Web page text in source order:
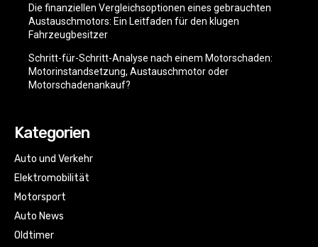
Die finanziellen Vergleichsoptionen eines gebrauchten
Austauschmotors: Ein Leitfaden für den klugen
Fahrzeugbesitzer
Schritt-für-Schritt-Analyse nach einem Motorschaden:
Motorinstandsetzung, Austauschmotor oder
Motorschadenankauf?
Kategorien
Auto und Verkehr
Elektromobilität
Motorsport
Auto News
Oldtimer